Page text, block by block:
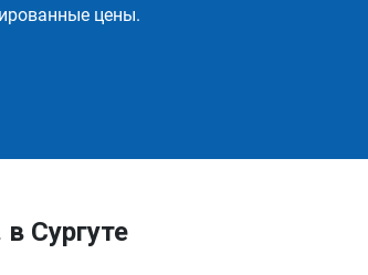
цены.
Сургуте